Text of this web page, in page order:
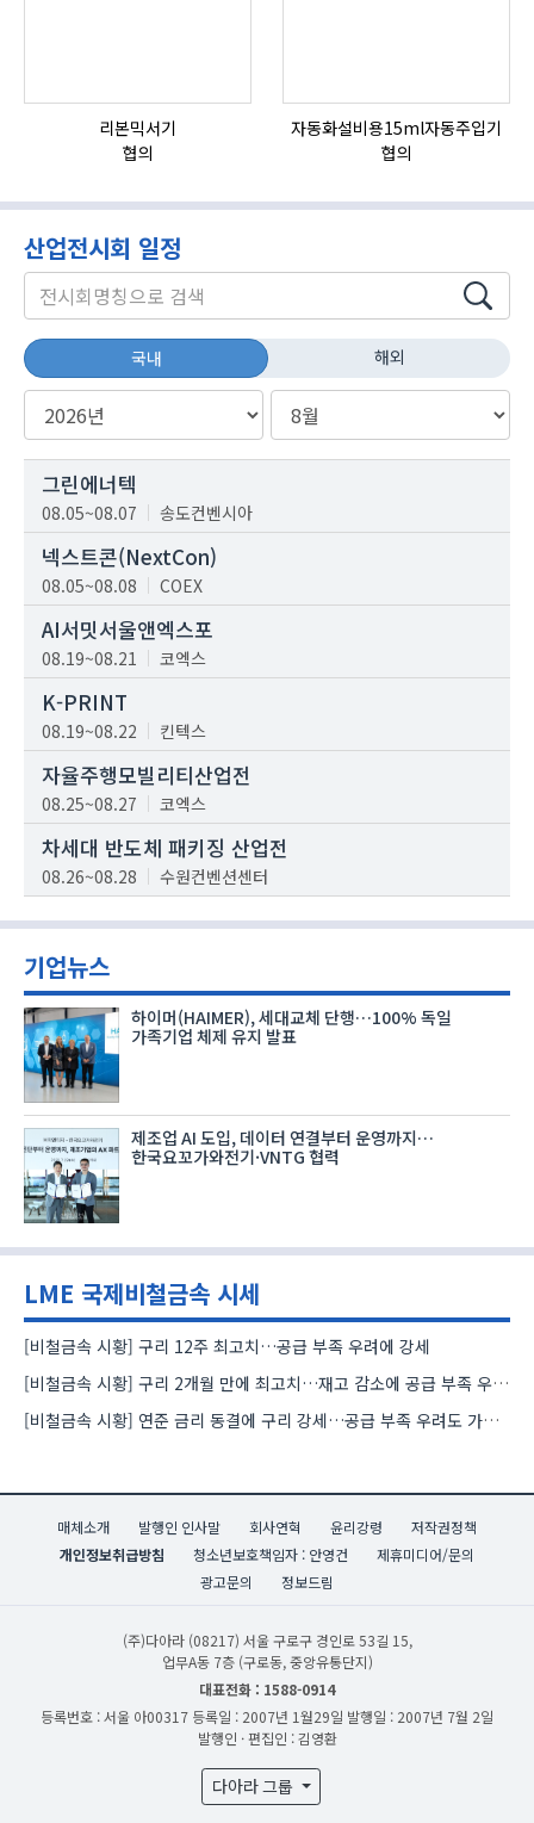
리본믹서기
협의
자동화설비용15ml자동주입기
협의
산업전시회 일정
국내 해외
그린에너텍
08.05~08.07 송도컨벤시아
넥스트콘(NextCon)
08.05~08.08 COEX
AI서밋서울앤엑스포
08.19~08.21 코엑스
K-PRINT
08.19~08.22 킨텍스
자율주행모빌리티산업전
08.25~08.27 코엑스
차세대 반도체 패키징 산업전
08.26~08.28 수원컨벤션센터
기업뉴스
하이머(HAIMER), 세대교체 단행…100% 독일
가족기업 체제 유지 발표
제조업 AI 도입, 데이터 연결부터 운영까지…
한국요꼬가와전기·VNTG 협력
LME 국제비철금속 시세
[비철금속 시황] 구리 12주 최고치…공급 부족 우려에 강세
[비철금속 시황] 구리 2개월 만에 최고치…재고 감소에 공급 부족 우려 확대
[비철금속 시황] 연준 금리 동결에 구리 강세…공급 부족 우려도 가격 지지
매체소개 발행인 인사말 회사연혁 윤리강령
저작권정책
개인정보취급방침
청소년보호책임자 : 안영건
제휴미디어/문의
광고문의
정보드림
(주)다아라 (08217) 서울 구로구 경인로 53길 15,
업무A동 7층 (구로동, 중앙유통단지)
대표전화 : 1588-0914
등록번호 : 서울 아00317 등록일 : 2007년 1월29일 발행일 : 2007년 7월 2일
발행인 · 편집인 : 김영환
다아라 그룹